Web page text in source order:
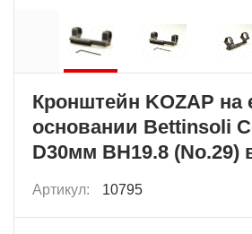
Кронштейн KOZAP на
основании Bettinsoli
D30мм BH19.8 (No.29)
Артикул: 10795